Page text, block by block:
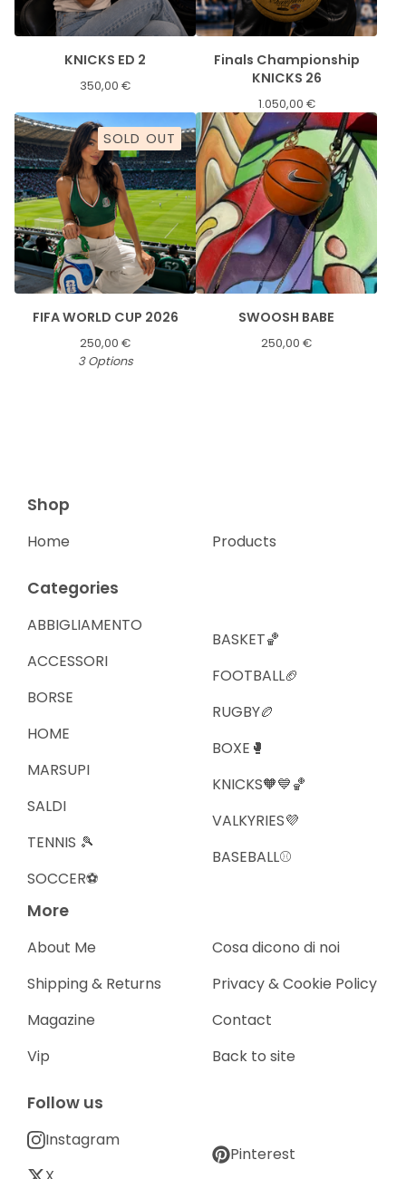
KNICKS ED 2
350,00 €
Finals Championship
KNICKS 26
1.050,00 €
SOLD OUT
FIFA WORLD CUP 2026
250,00 €
3 Options
SWOOSH BABE
250,00 €
Shop
Home Products
Categories
ABBIGLIAMENTO
ACCESSORI
BORSE
HOME
MARSUPI
SALDI
TENNIS 🎾
SOCCER⚽️
BASKET🏀
FOOTBALL🏈
RUGBY🏉
BOXE🥊
KNICKS🧡💙🏀
VALKYRIES💜
BASEBALL⚾️
More
About Me
Shipping & Returns
Magazine
Vip
Cosa dicono di noi
Privacy & Cookie Policy
Contact
Back to site
Follow us
Instagram
Pinterest